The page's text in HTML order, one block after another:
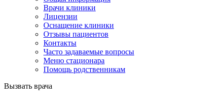
Врачи клиники
Лицензии
Оснащение клиники
Отзывы пациентов
Контакты
Часто задаваемые вопросы
Меню стационара
Помощь родственникам
Вызвать врача